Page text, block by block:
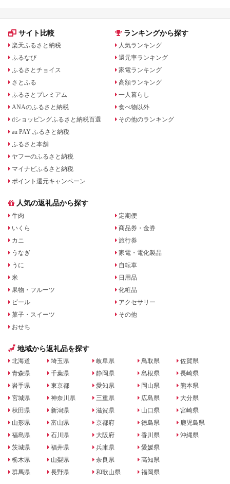
サイト比較
楽天ふるさと納税
ふるなび
ふるさとチョイス
さとふる
ふるさとプレミアム
ANAのふるさと納税
dショッピングふるさと納税百選
au PAY ふるさと納税
ふるさと本舗
ヤフーのふるさと納税
マイナビふるさと納税
ポイント還元キャンペーン
ランキングから探す
人気ランキング
還元率ランキング
家電ランキング
高額ランキング
一人暮らし
食べ物以外
その他のランキング
人気の返礼品から探す
牛肉
いくら
カニ
うなぎ
うに
米
果物・フルーツ
ビール
菓子・スイーツ
おせち
定期便
商品券・金券
旅行券
家電・電化製品
自転車
日用品
化粧品
アクセサリー
その他
地域から返礼品を探す
北海道
青森県
岩手県
宮城県
秋田県
山形県
福島県
茨城県
栃木県
群馬県
埼玉県
千葉県
東京都
神奈川県
新潟県
富山県
石川県
福井県
山梨県
長野県
岐阜県
静岡県
愛知県
三重県
滋賀県
京都府
大阪府
兵庫県
奈良県
和歌山県
鳥取県
島根県
岡山県
広島県
山口県
徳島県
香川県
愛媛県
高知県
福岡県
佐賀県
長崎県
熊本県
大分県
宮崎県
鹿児島県
沖縄県